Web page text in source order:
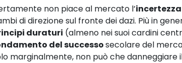
non piace al mercato l’incertezza
di direzione sul fronte dei dazi. Più in
duraturi (almeno nei suoi cardini
del successosecolare del
marginalmente, non può che